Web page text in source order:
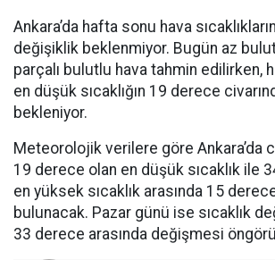
Ankara’da hafta sonu hava
değişiklik beklenmiyor. Bugün az
parçalı bulutlu hava tahmin edilirken,
en düşük sıcaklığın 19 derece
bekleniyor.
Meteorolojik verilere göre Ankara’da
19 derece olan en düşük sıcaklık ile
en yüksek sıcaklık arasında 15
bulunacak. Pazar günü ise sıcaklık
33 derece arasında değişmesi